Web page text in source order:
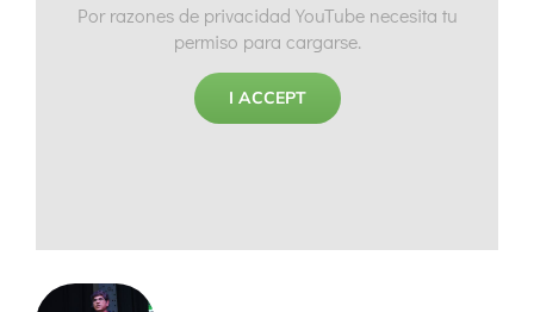
Por razones de privacidad YouTube necesita tu
permiso para cargarse.
I ACCEPT